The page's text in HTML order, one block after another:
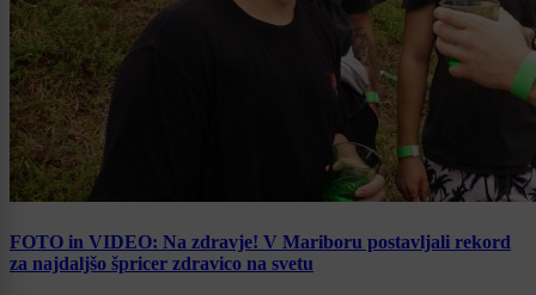
FOTO in VIDEO: Na zdravje! V Mariboru postavljali rekord
za najdaljšo špricer zdravico na svetu